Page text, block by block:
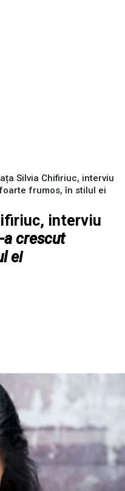
Silvia Chifiriuc, interviu
frumos, în stilul ei
interviu
a crescut
ei